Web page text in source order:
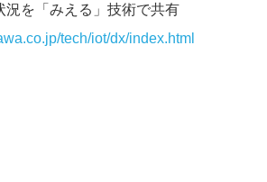
況を「みえる」技術で共有
tech/iot/dx/index.html